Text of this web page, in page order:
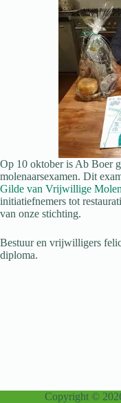
Op 10 oktober is Ab Boer
molenaarsexamen. Dit
Gilde van Vrijwillige
initiatiefnemers tot
van onze stichting.
Bestuur en vrijwilligers
diploma.
Copyright ©